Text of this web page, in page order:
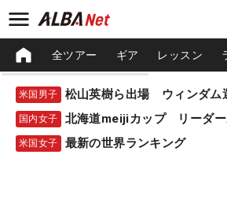
全ツアー ギア レッスン
米国男子
国内女子 北海道meijiカップ リーダー
米国女子 最新の世界ランキング